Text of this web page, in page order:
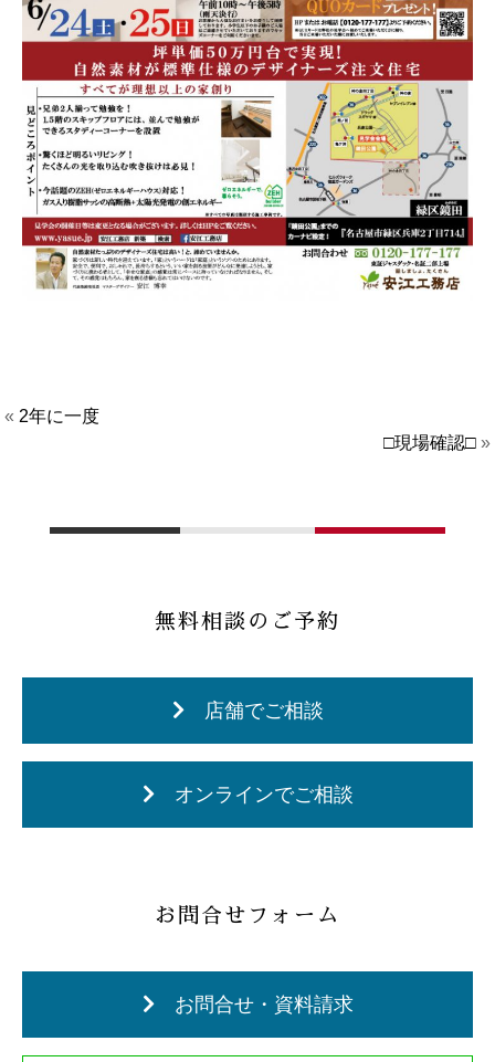
« 2年に一度
□現場確認□»
無料相談のご予約
店舗でご相談
オンラインでご相談
お問合せフォーム
お問合せ・資料請求